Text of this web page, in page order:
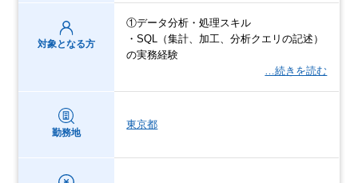
対象となる方
①データ分析・処理スキル
・SQL（集計、加工、分析クエリの記述）
の実務経験
…続きを読む
勤務地
東京都